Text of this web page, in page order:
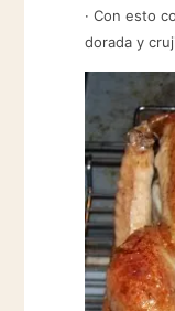
· Con esto
dorada y